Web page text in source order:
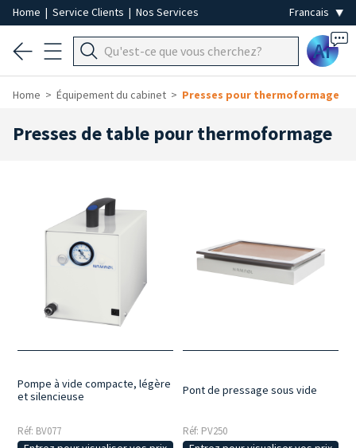
Home | Service Clients | Nos Services
Ai
Home Équipement du cabinet Presses pour thermoformage
Presses de table pour thermoformage
Pompe à vide compacte, légère
et silencieuse
Réf: BV077
Pont de pressage sous vide
Réf: PV250